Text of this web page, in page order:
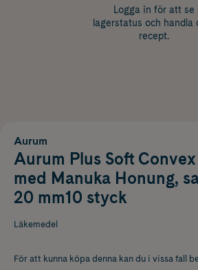
Logga in för att se
lagerstatus och handla
recept.
Aurum
Aurum Plus Soft
med Manuka Honung,
20 mm10 styck
Läkemedel
För att kunna köpa denna kan du i vissa fall